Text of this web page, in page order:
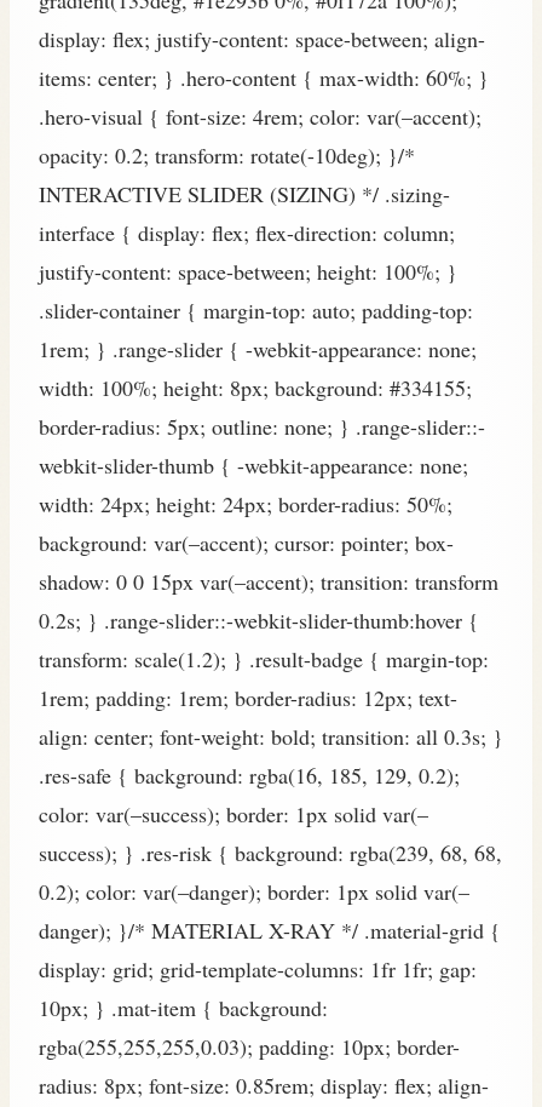
display: flex; justify-content: space-between; align-
items: center; } .hero-content { max-width: 60%; }
.hero-visual { font-size: 4rem; color: var(–accent);
opacity: 0.2; transform: rotate(-10deg); }/*
INTERACTIVE SLIDER (SIZING) */ .sizing-
interface { display: flex; flex-direction: column;
justify-content: space-between; height: 100%; }
.slider-container { margin-top: auto; padding-top:
1rem; } .range-slider { -webkit-appearance: none;
width: 100%; height: 8px; background: #334155;
border-radius: 5px; outline: none; } .range-slider::-
webkit-slider-thumb { -webkit-appearance: none;
width: 24px; height: 24px; border-radius: 50%;
background: var(–accent); cursor: pointer; box-
shadow: 0 0 15px var(–accent); transition: transform
0.2s; } .range-slider::-webkit-slider-thumb:hover {
transform: scale(1.2); } .result-badge { margin-top:
1rem; padding: 1rem; border-radius: 12px; text-
align: center; font-weight: bold; transition: all 0.3s; }
.res-safe { background: rgba(16, 185, 129, 0.2);
color: var(–success); border: 1px solid var(–
success); } .res-risk { background: rgba(239, 68, 68,
0.2); color: var(–danger); border: 1px solid var(–
danger); }/* MATERIAL X-RAY */ .material-grid {
display: grid; grid-template-columns: 1fr 1fr; gap:
10px; } .mat-item { background:
rgba(255,255,255,0.03); padding: 10px; border-
radius: 8px; font-size: 0.85rem; display: flex; align-